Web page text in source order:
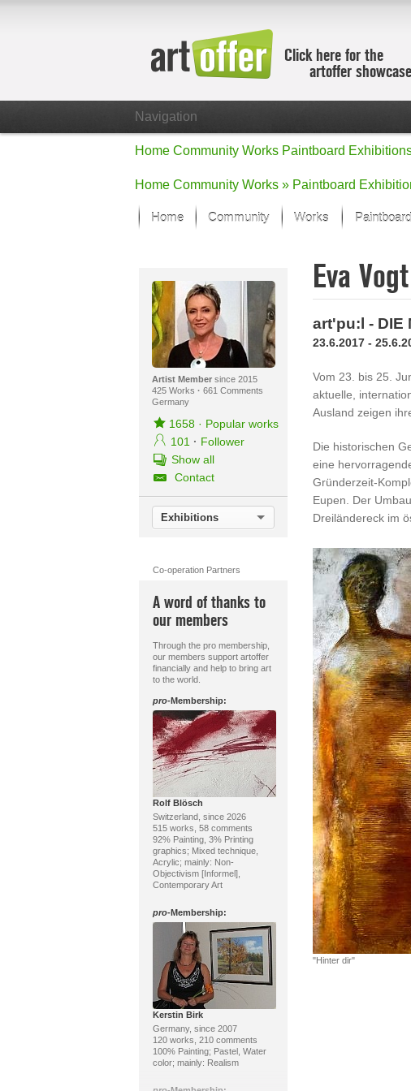
Click here for the
artoffer showcase
Navigation
Home Community Works Paintboard
Home Community Works » Paintboard
Home Community Works
Focus on the last
All focus works
Works in Focus
New Works -
Paintboard
Artist Membersince 2015
425 Works · 661 Comments
Germany
1658· Popular works
101 · Follower
Show all
Contact
Exhibitions
Co-operation Partners
A word of thanks to
our members
Through the pro membership,
our members support artoffer
financially and help to bring art
to the world.
pro-Membership:
Rolf Blösch
Switzerland, since 2026
515 works, 58 comments
92% Painting, 3% Printing
graphics; Mixed technique,
Acrylic; mainly: Non-
Objectivism [Informel],
Contemporary Art
pro-Membership:
Kerstin Birk
Germany, since 2007
120 works, 210 comments
100% Painting; Pastel, Water
color; mainly: Realism
Eva Vogt
art'pu:l - DIE
23.6.2017 -
Vom 23. bis 25.
aktuelle,
Ausland zeigen
Die historischen
eine
Gründerzeit-
Eupen. Der
Dreiländereck im
"Hinter dir"